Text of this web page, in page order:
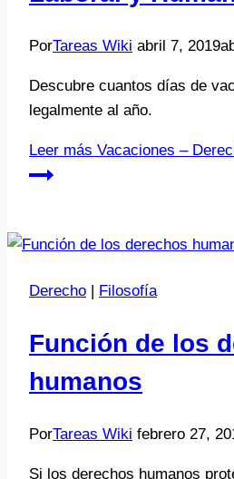
PorTareas Wiki abril 7, 2019
Descubre cuantos días de
legalmente al año.
Leer más Vacaciones –
Derecho Filosofía
Función de los
humanos
PorTareas Wiki febrero 27,
Si los derechos humanos